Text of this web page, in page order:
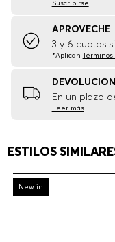
Suscribirse
APROVECHE
3 y 6 cuotas
*Aplican
En un plazo
Leer más
ESTILOS
-30%
New in